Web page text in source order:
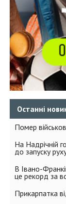
Останні
Помер
На Надрічній
до запуску
В Івано-
це рекорд за
Прикарпатка